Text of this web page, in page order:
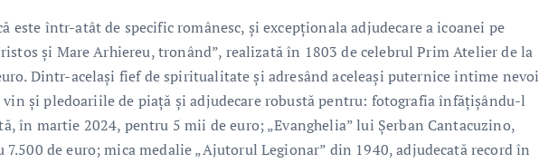
într-atât de specific românesc, și excepționala adjudecare a icoanei pe
și Mare Arhiereu, tronând”, realizată în 1803 de celebrul Prim Atelier de la
Dintr-același fief de spiritualitate și adresând aceleași puternice intime nevoi
și pledoariile de piață și adjudecare robustă pentru: fotografia înfățișându-l
în martie 2024, pentru 5 mii de euro; „Evanghelia” lui Șerban Cantacuzino,
de euro; mica medalie „Ajutorul Legionar” din 1940, adjudecată record în